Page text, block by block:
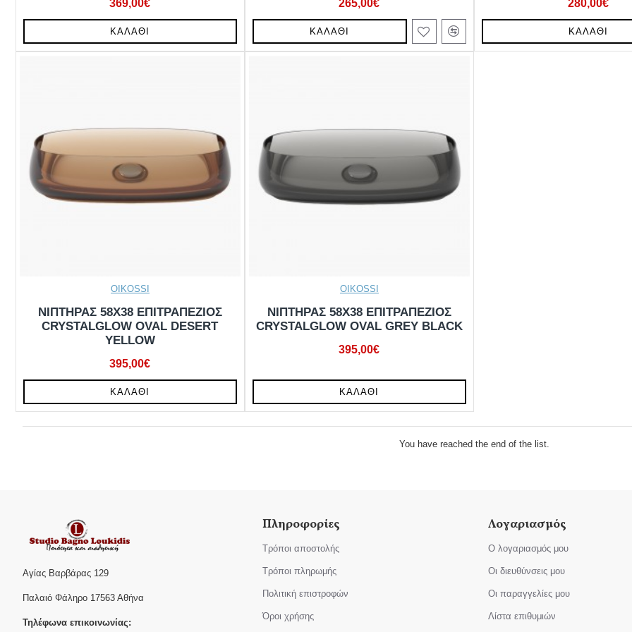
369,00€
ΚΑΛΆΘΙ
265,00€
ΚΑΛΆΘΙ
280,00€
ΚΑΛΆΘΙ
OIKOSSI
ΝΙΠΤΗΡΑΣ 58X38 ΕΠΙΤΡΑΠΕΖΙΟΣ
CRYSTALGLOW OVAL DESERT
YELLOW
395,00€
ΚΑΛΆΘΙ
OIKOSSI
ΝΙΠΤΗΡΑΣ 58X38 ΕΠΙΤΡΑΠΕΖΙΟΣ
CRYSTALGLOW OVAL GREY BLACK
395,00€
ΚΑΛΆΘΙ
You have reached the end of the list.
Αγίας Βαρβάρας 129
Παλαιό Φάληρο 17563 Αθήνα
Τηλέφωνα επικοινωνίας:
Πληροφορίες
Τρόποι αποστολής
Τρόποι πληρωμής
Πολιτική επιστροφών
Όροι χρήσης
Λογαριασμός
Ο λογαριασμός μου
Οι διευθύνσεις μου
Οι παραγγελίες μου
Λίστα επιθυμιών